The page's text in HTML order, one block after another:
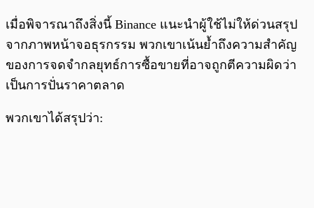
เมื่อพิจารณาถึงสิ่งนี้ Binance แนะนำผู้ใช้ไม่ให้ด่วนสรุป
จากภาพหน้าจอธุรกรรม พวกเขาเน้นย้ำถึงความสำคัญ
ของการจดจำกลยุทธ์การซื้อขายที่อาจถูกตีความผิดว่า
เป็นการปั่นราคาตลาด
พวกเขาได้สรุปว่า: